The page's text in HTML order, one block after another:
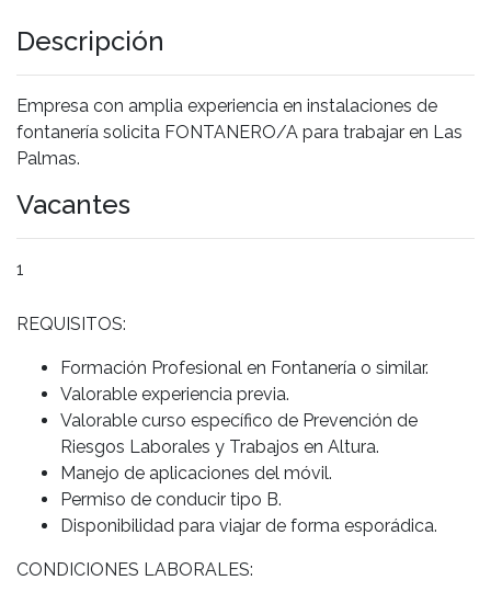
Descripción
Empresa con amplia experiencia en instalaciones de
fontanería solicita FONTANERO/A para trabajar en Las
Palmas.
Vacantes
1
REQUISITOS:
Formación Profesional en Fontanería o similar.
Valorable experiencia previa.
Valorable curso específico de Prevención de
Riesgos Laborales y Trabajos en Altura.
Manejo de aplicaciones del móvil.
Permiso de conducir tipo B.
Disponibilidad para viajar de forma esporádica.
CONDICIONES LABORALES: